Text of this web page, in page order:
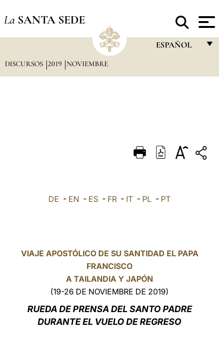
La SANTA SEDE
ESPAÑOL
DEUTSCH
العربيّة
DISCURSOS 2019 NOVIEMBRE
DE - EN - ES - FR - IT - PL - PT
VIAJE APOSTÓLICO DE SU SANTIDAD EL PAPA
FRANCISCO
A TAILANDIA Y JAPÓN
(19-26 DE NOVIEMBRE DE 2019)
RUEDA DE PRENSA DEL SANTO PADRE
DURANTE EL VUELO DE REGRESO